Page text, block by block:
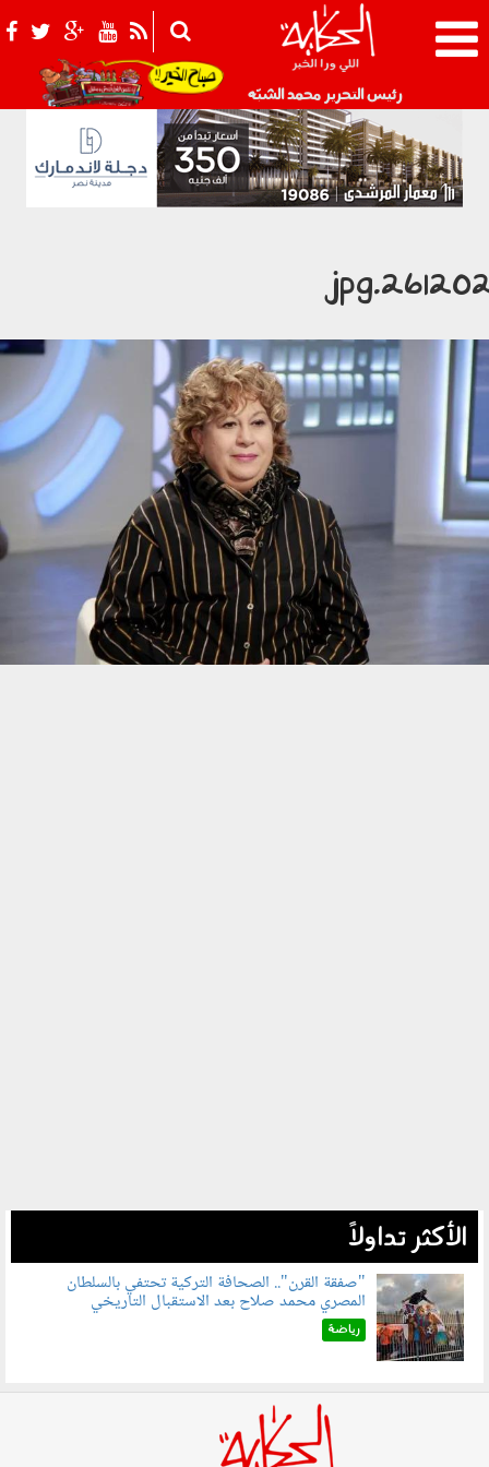
رئيس التحرير محمد الشبّه 021_2.png
الأكثر تداولاً
070801.jpg
"صفقة القرن".. الصحافة التركية تحتفي بالسلطان
المصري محمد صلاح بعد الاستقبال التاريخي
رياضة